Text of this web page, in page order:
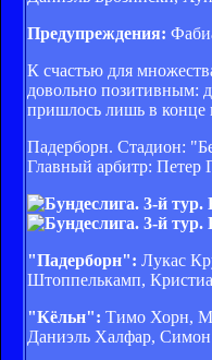
Предупреждения:
К счастью для
довольно позитивным:
пришлось лишь в конце
Падерборн. Стадион:
Главный арбитр: Петер
"Падерборн": Лукас
Штоппелькамп,
"Кёльн": Тимо Хорн,
Даниэль Халфар,